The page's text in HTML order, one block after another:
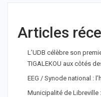
Articles
L’UDB célèbre son
TIGALEKOU aux côtés
EEG / Synode national :
Municipalité de Libreville